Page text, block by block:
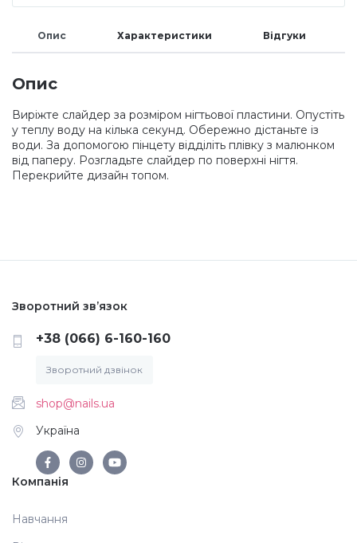
Меланж (цукровий ефект)
Каміфубукі (конфетті)
Слюда
Брокат
Фольга для лиття (ефект кракелюра)
Аксесуари
Опис Характеристики Відгуки
Опис
Виріжте слайдер за розміром нігтьової пластини. Опустіть
у теплу воду на кілька секунд. Обережно дістаньте із
води. За допомогою пінцету відділіть плівку з малюнком
від паперу. Розгладьте слайдер по поверхні нігтя.
Перекрийте дизайн топом.
Зворотний зв’язок
+38 (066) 6-160-160
Зворотний дзвінок
shop@nails.ua
Україна
Компанія
Навчання